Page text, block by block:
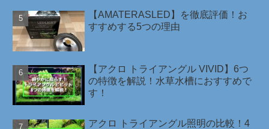
【AMATERASLED】を徹底評価！お
すすめする5つの理由
【アクロ トライアングル VIVID】6つ
の特徴を解説！水草水槽におすすめで
す！
アクロ トライアングル照明の比較！4